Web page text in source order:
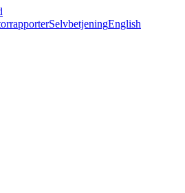
SelvbetjeningEnglish